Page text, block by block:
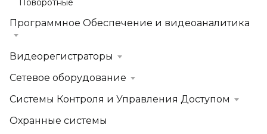
Поворотные
Программное Обеспечение и видеоаналитика
Видеорегистраторы
Сетевое оборудование
Системы Контроля и Управления Доступом
Охранные системы